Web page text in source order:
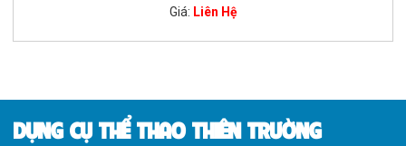
Giá: Liên Hệ
DỤNG CỤ THỂ THAO THIÊN TRƯỜNG